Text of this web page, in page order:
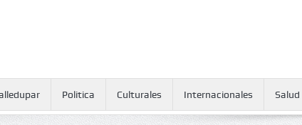
Politica Culturales Internacionales Salud